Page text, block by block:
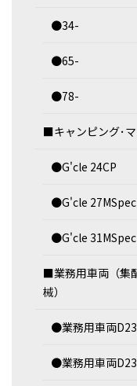
●34-
●65-
●78-
■キャンピング･
●G'cle 24CP
●G'cle 27MSpec
●G'cle 31MSpec
■業務用車両（集
械）
●業務用車両
●業務用車両